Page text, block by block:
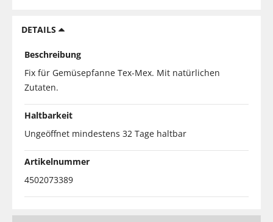
DETAILS
Beschreibung
Fix für Gemüsepfanne Tex-Mex. Mit natürlichen
Zutaten.
Haltbarkeit
Ungeöffnet mindestens 32 Tage haltbar
Artikelnummer
4502073389